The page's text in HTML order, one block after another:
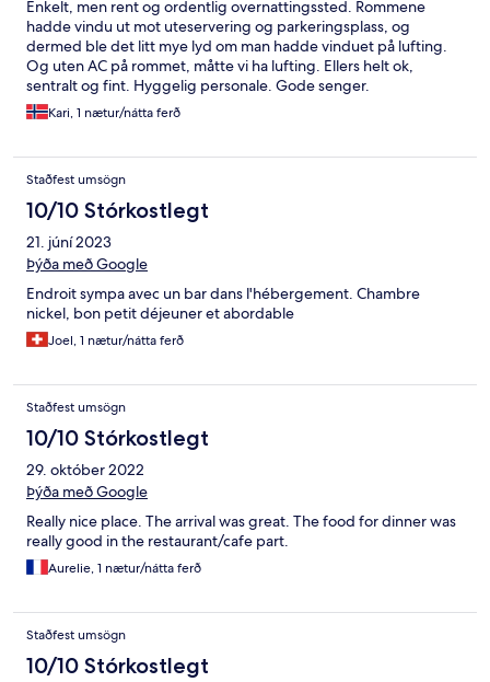
Enkelt, men rent og ordentlig overnattingssted. Rommene
hadde vindu ut mot uteservering og parkeringsplass, og
dermed ble det litt mye lyd om man hadde vinduet på lufting.
Og uten AC på rommet, måtte vi ha lufting. Ellers helt ok,
sentralt og fint. Hyggelig personale. Gode senger.
Kari, 1 nætur/nátta ferð
Staðfest umsögn
10/10 Stórkostlegt
21. júní 2023
Þýða með Google
Endroit sympa avec un bar dans l'hébergement. Chambre
nickel, bon petit déjeuner et abordable
Joel, 1 nætur/nátta ferð
Staðfest umsögn
10/10 Stórkostlegt
29. október 2022
Þýða með Google
Really nice place. The arrival was great. The food for dinner was
really good in the restaurant/cafe part.
Aurelie, 1 nætur/nátta ferð
Staðfest umsögn
10/10 Stórkostlegt